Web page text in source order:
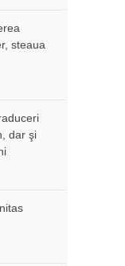
steaua
dar şi